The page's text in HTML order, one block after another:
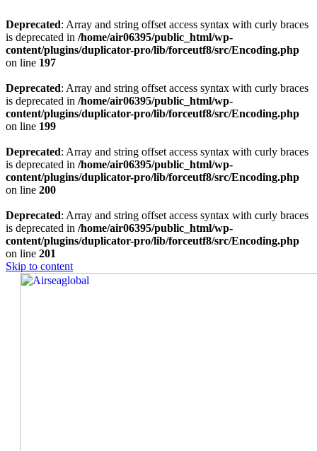
Deprecated: Array and string offset access syntax with curly braces
is deprecated in /home/air06395/public_html/wp-
content/plugins/duplicator-pro/lib/forceutf8/src/Encoding.php
on line 197
Deprecated: Array and string offset access syntax with curly braces
is deprecated in /home/air06395/public_html/wp-
content/plugins/duplicator-pro/lib/forceutf8/src/Encoding.php
on line 199
Deprecated: Array and string offset access syntax with curly braces
is deprecated in /home/air06395/public_html/wp-
content/plugins/duplicator-pro/lib/forceutf8/src/Encoding.php
on line 200
Deprecated: Array and string offset access syntax with curly braces
is deprecated in /home/air06395/public_html/wp-
content/plugins/duplicator-pro/lib/forceutf8/src/Encoding.php
on line 201
Skip to content